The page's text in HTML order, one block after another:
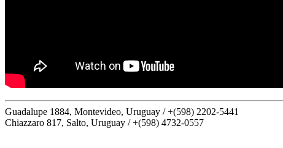
Guadalupe 1884, Montevideo, Uruguay /+(598) 2202-5441
Chiazzaro 817, Salto, Uruguay /+(598) 4732-0557